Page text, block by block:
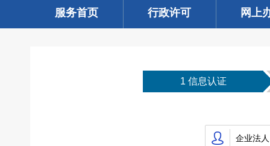
服务首页 行政许可 网上
1 信息认证